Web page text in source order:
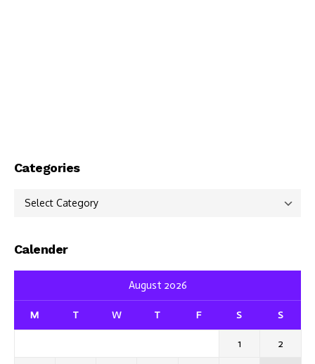
Categories
Categories
Calender
August 2026
M T W T F S S
1 2